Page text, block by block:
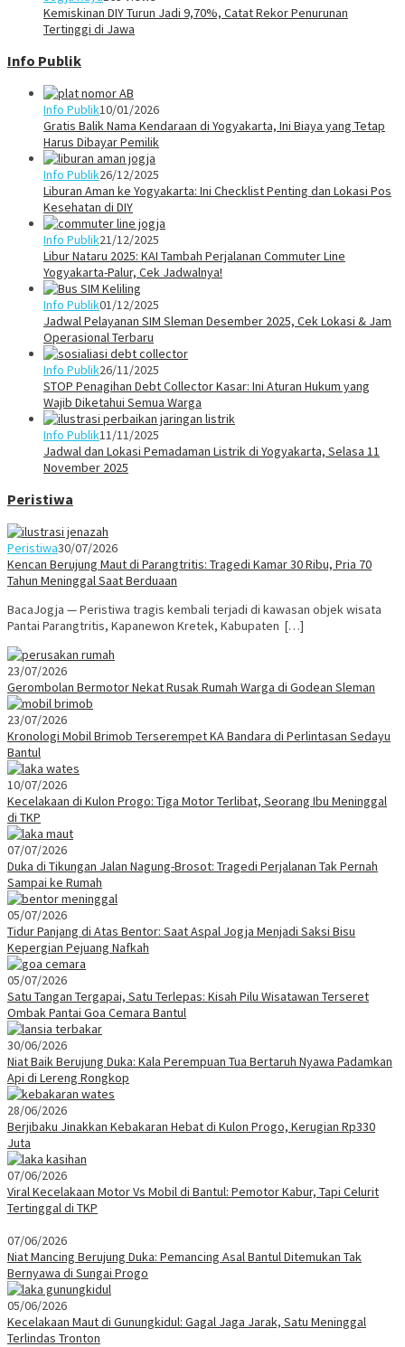
Kemiskinan DIY Turun Jadi 9,70%, Catat Rekor Penurunan
Tertinggi di Jawa
Info Publik
Info Publik10/01/2026
Gratis Balik Nama Kendaraan di Yogyakarta, Ini Biaya yang Tetap
Harus Dibayar Pemilik
Info Publik26/12/2025
Liburan Aman ke Yogyakarta: Ini Checklist Penting dan Lokasi Pos
Kesehatan di DIY
Info Publik21/12/2025
Libur Nataru 2025: KAI Tambah Perjalanan Commuter Line
Yogyakarta-Palur, Cek Jadwalnya!
Info Publik01/12/2025
Jadwal Pelayanan SIM Sleman Desember 2025, Cek Lokasi & Jam
Operasional Terbaru
Info Publik26/11/2025
STOP Penagihan Debt Collector Kasar: Ini Aturan Hukum yang
Wajib Diketahui Semua Warga
Info Publik11/11/2025
Jadwal dan Lokasi Pemadaman Listrik di Yogyakarta, Selasa 11
November 2025
Peristiwa
Peristiwa30/07/2026
Kencan Berujung Maut di Parangtritis: Tragedi Kamar 30 Ribu, Pria 70
Tahun Meninggal Saat Berduaan
BacaJogja — Peristiwa tragis kembali terjadi di kawasan objek wisata
Pantai Parangtritis, Kapanewon Kretek, Kabupaten […]
23/07/2026
Gerombolan Bermotor Nekat Rusak Rumah Warga di Godean Sleman
23/07/2026
Kronologi Mobil Brimob Terserempet KA Bandara di Perlintasan Sedayu
Bantul
10/07/2026
Kecelakaan di Kulon Progo: Tiga Motor Terlibat, Seorang Ibu Meninggal
di TKP
07/07/2026
Duka di Tikungan Jalan Nagung-Brosot: Tragedi Perjalanan Tak Pernah
Sampai ke Rumah
05/07/2026
Tidur Panjang di Atas Bentor: Saat Aspal Jogja Menjadi Saksi Bisu
Kepergian Pejuang Nafkah
05/07/2026
Satu Tangan Tergapai, Satu Terlepas: Kisah Pilu Wisatawan Terseret
Ombak Pantai Goa Cemara Bantul
30/06/2026
Niat Baik Berujung Duka: Kala Perempuan Tua Bertaruh Nyawa Padamkan
Api di Lereng Rongkop
28/06/2026
Berjibaku Jinakkan Kebakaran Hebat di Kulon Progo, Kerugian Rp330
Juta
07/06/2026
Viral Kecelakaan Motor Vs Mobil di Bantul: Pemotor Kabur, Tapi Celurit
Tertinggal di TKP
07/06/2026
Niat Mancing Berujung Duka: Pemancing Asal Bantul Ditemukan Tak
Bernyawa di Sungai Progo
05/06/2026
Kecelakaan Maut di Gunungkidul: Gagal Jaga Jarak, Satu Meninggal
Terlindas Tronton